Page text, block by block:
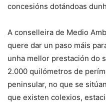
concesións dotándoas
A conselleira de Medio
quere dar un paso máis
unha mellor prestación do
2.000 quilómetros de
peninsular, no que se
que existen colexios,